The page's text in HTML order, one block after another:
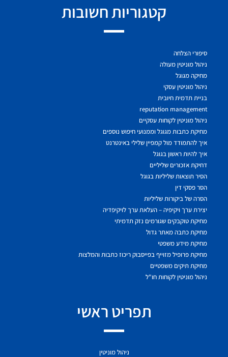
קטגוריות חשובות
סיפורי הצלחה
ניהול מוניטין מעולה
מחיקה מגוגל
ניהול מוניטין עסקי
בניית תדמית חיובית
reputation management
ניהול מוניטין לקוחות עסקיים
מחיקת כתבות מגוגל וממנועי חיפוש נוספים
איך להתמודד מול קמפיין שלילי באינטרנט
איך להיות ראשון בגוגל
דחיקת אזכורים שליליים
הסיר תוצאות שליליות בגוגל
הסר פסקי דין
הסרה של ביקורות שליליות
יצירת ערך ויקיפיה – העלאת ערך לויקיפדיה
מחיקת טוקבקים שגורמים נזק תדמיתי
מחיקת כתבה מאתר גדול
מחיקת מידע משפטי
מחיקת פרופיל מזוייף בפייסבוק ריכוז כתבות והמלצות
מחיקת תיקים משפטיים
ניהול מוניטין לקוחות חו"ל
תפריט ראשי
ניהול מוניטין